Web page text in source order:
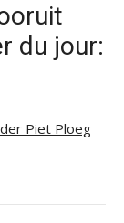
du jour:
Piet Ploeg